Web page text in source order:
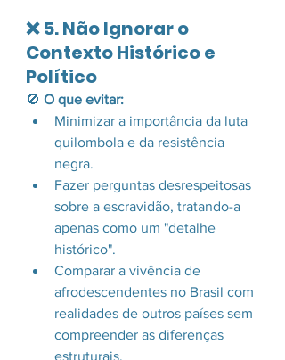
❌ 5. Não Ignorar o
Contexto Histórico e
Político
🚫 O que evitar:
Minimizar a importância da luta
quilombola e da resistência
negra.
Fazer perguntas desrespeitosas
sobre a escravidão, tratando-a
apenas como um "detalhe
histórico".
Comparar a vivência de
afrodescendentes no Brasil com
realidades de outros países sem
compreender as diferenças
estruturais.